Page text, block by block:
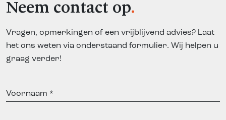
Neem contact op
Vragen, opmerkingen of een vrijblijvend advies? Laat
het ons weten via onderstaand formulier. Wij helpen u
graag verder!
Voornaam